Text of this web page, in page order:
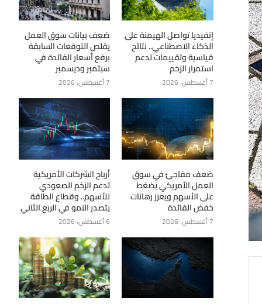
إنفيديا تواصل الهيمنة على
الذكاء الاصطناعي.. نتائج
قياسية وتقييمات تدعم
استمرار الزخم
7 أغسطس، 2026
ضعف بيانات سوق العمل
يقلص التوقعات السابقة
برفع أسعار الفائدة في
سبتمبر وديسمبر
7 أغسطس، 2026
ضعف مفاجئ في سوق
العمل الأمريكي يضغط
على الأسهم ويعزز رهانات
خفض الفائدة
7 أغسطس، 2026
أرباح الشركات الأمريكية
تدعم الزخم الصعودي
للأسهم.. وقطاع الطاقة
يتصدر النمو في الربع الثاني
6 أغسطس، 2026